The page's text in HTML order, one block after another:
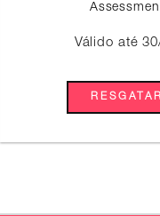
Válido até
RESGATAR